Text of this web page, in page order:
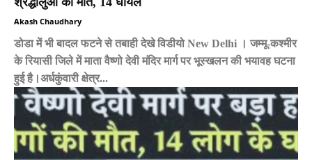
Akash Chaudhary
डोडा में भी बादल फटने से तबाही देखे विडीयो New Delhi । जम्मू-कश्मीर
के रियासी जिले में माता वैष्णो देवी मंदिर मार्ग पर भूस्खलन की भयावह घटना
हुई है।अर्धकुंवारी क्षेत्र...